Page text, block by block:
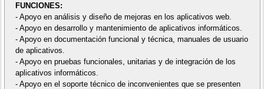
FUNCIONES:
- Apoyo en análisis y diseño de mejoras en los aplicativos web.
- Apoyo en desarrollo y mantenimiento de aplicativos informáticos.
- Apoyo en documentación funcional y técnica, manuales de usuario
de aplicativos.
- Apoyo en pruebas funcionales, unitarias y de integración de los
aplicativos informáticos.
- Apoyo en el soporte técnico de inconvenientes que se presenten